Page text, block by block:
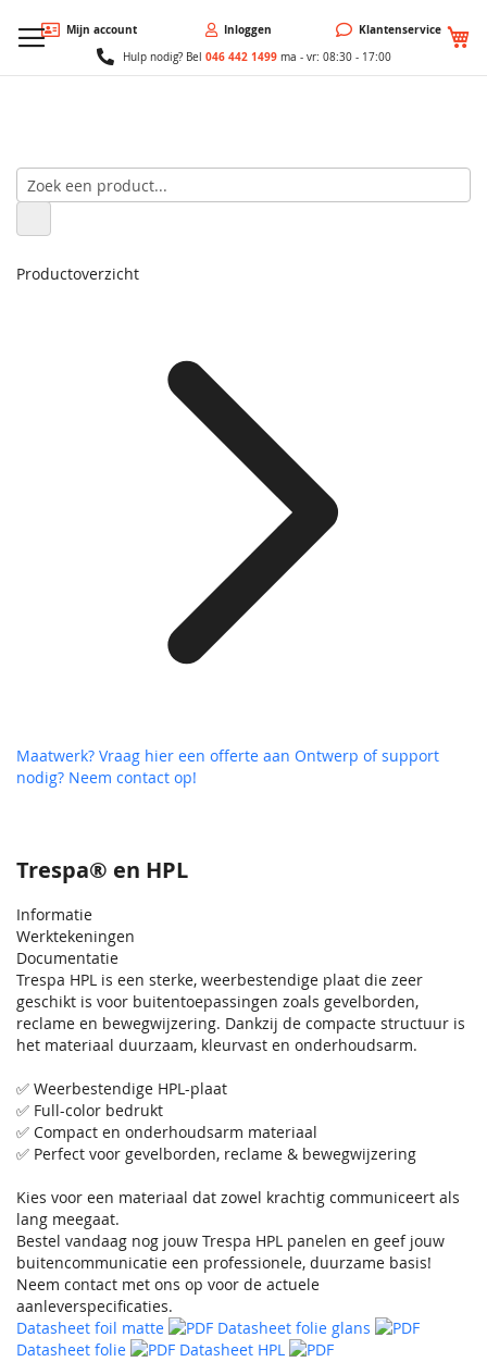
Mijn account Inloggen Klantenservice
Hulp nodig? Bel 046 442 1499ma - vr: 08:30 - 17:00
Trespa® en HPL
Informatie
Werktekeningen
Documentatie
Trespa HPL is een sterke, weerbestendige plaat die zeer
geschikt is voor buitentoepassingen zoals gevelborden,
reclame en bewegwijzering. Dankzij de compacte structuur is
het materiaal duurzaam, kleurvast en onderhoudsarm.
✅ Weerbestendige HPL-plaat
✅ Full-color bedrukt
✅ Compact en onderhoudsarm materiaal
✅ Perfect voor gevelborden, reclame & bewegwijzering
Kies voor een materiaal dat zowel krachtig communiceert als
lang meegaat.
Bestel vandaag nog jouw Trespa HPL panelen en geef jouw
buitencommunicatie een professionele, duurzame basis!
Neem contact met ons op voor de actuele
aanleverspecificaties.
Datasheet foil matte
Datasheet folie glans
Datasheet folie
Datasheet HPL
Productoverzicht
Maatwerk? Vraag hier een offerte aan Ontwerp of support
nodig? Neem contact op!